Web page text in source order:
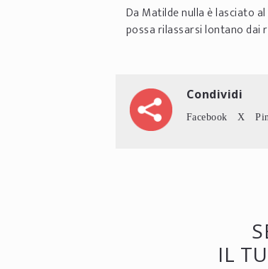
Da Matilde nulla è lasciato
possa rilassarsi lontano
Condividi
Facebook X
IL